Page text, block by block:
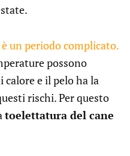
un periodo complicato.
possono
calore e il pelo ha la
rischi. Per questo
toelettatura del cane